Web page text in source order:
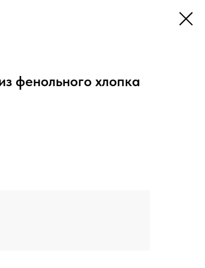
фенольного хлопка